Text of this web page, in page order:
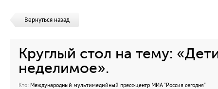
Вернуться назад
Круглый стол на тему:
неделимое».
Кто: Международный мультимедийный пресс-центр МИА "Россия сегодня"